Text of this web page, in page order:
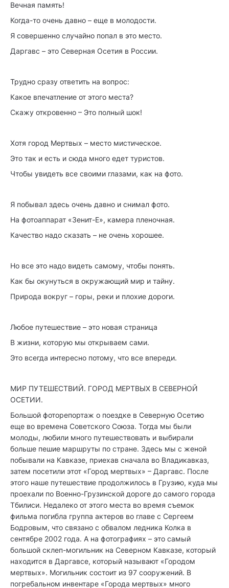
Вечная память!
Когда-то очень давно – еще в молодости.
Я совершенно случайно попал в это место.
Даргавс – это Северная Осетия в России.
Трудно сразу ответить на вопрос:
Какое впечатление от этого места?
Скажу откровенно – Это полный шок!
Хотя город Мертвых – место мистическое.
Это так и есть и сюда много едет туристов.
Чтобы увидеть все своими глазами, как на фото.
Я побывал здесь очень давно и снимал фото.
На фотоаппарат «Зенит-Е», камера пленочная.
Качество надо сказать – не очень хорошее.
Но все это надо видеть самому, чтобы понять.
Как бы окунуться в окружающий мир и тайну.
Природа вокруг – горы, реки и плохие дороги.
Любое путешествие – это новая страница
В жизни, которую мы открываем сами.
Это всегда интересно потому, что все впереди.
МИР ПУТЕШЕСТВИЙ. ГОРОД МЕРТВЫХ В СЕВЕРНОЙ
ОСЕТИИ.
Большой фоторепортаж о поездке в Северную Осетию
еще во времена Советского Союза. Тогда мы были
молоды, любили много путешествовать и выбирали
больше пешие маршруты по стране. Здесь мы с женой
побывали на Кавказе, приехав сначала во Владикавказ,
затем посетили этот «Город мертвых» – Даргавс. После
этого наше путешествие продолжилось в Грузию, куда мы
проехали по Военно-Грузинской дороге до самого города
Тбилиси. Недалеко от этого места во время съемок
фильма погибла группа актеров во главе с Сергеем
Бодровым, что связано с обвалом ледника Колка в
сентябре 2002 года. А на фотографиях – это самый
большой склеп-могильник на Северном Кавказе, который
находится в Даргавсе, который называют «Городом
мертвых». Могильник состоит из 97 сооружений. В
погребальном инвентаре «Города мертвых» много